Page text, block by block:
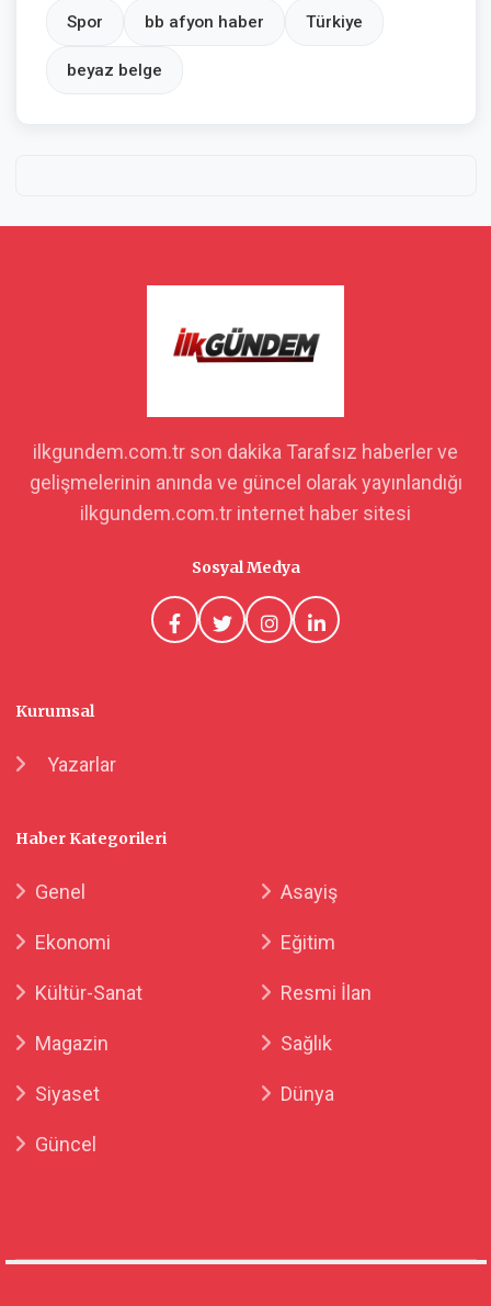
Spor bb afyon haber Türkiye
beyaz belge
ilkgundem.com.tr son dakika Tarafsız haberler ve
gelişmelerinin anında ve güncel olarak yayınlandığı
ilkgundem.com.tr internet haber sitesi
Sosyal Medya
Kurumsal
Yazarlar
Haber Kategorileri
Genel Asayiş
Ekonomi Eğitim
Kültür-Sanat Resmi İlan
Magazin Sağlık
Siyaset Dünya
Güncel